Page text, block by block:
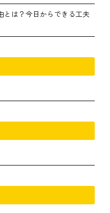
とは？今日からできる工夫